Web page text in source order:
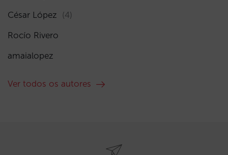
César López (4)
Rocío Rivero
amaialopez
Ver todos os autores